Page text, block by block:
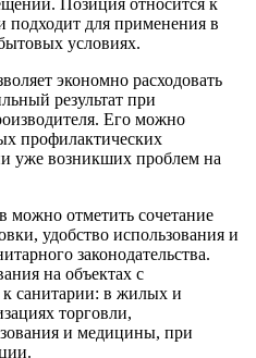
подходит для применения в
условиях.
экономно расходовать
результат при
Его можно
профилактических
уже возникших проблем на
отметить сочетание
удобство использования и
законодательства.
на объектах с
санитарии: в жилых и
торговли,
и медицины, при